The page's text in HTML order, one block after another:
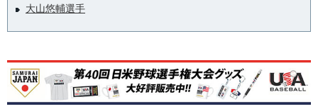
大山悠輔選手